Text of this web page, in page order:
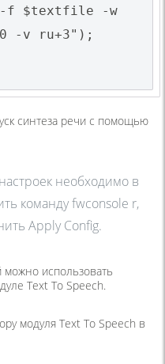
-f $textfile -w
-v ru+3");
синтеза речи с помощью
необходимо в
команду fwconsole r,
Apply Config.
использовать
Text To Speech.
модуля Text To Speech в